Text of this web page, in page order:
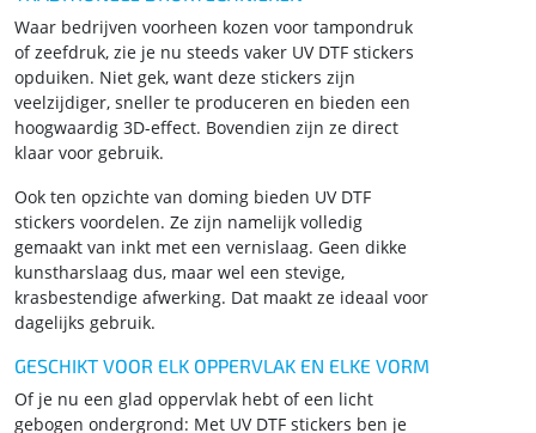
Waar bedrijven voorheen kozen voor tampondruk
of zeefdruk, zie je nu steeds vaker UV DTF stickers
opduiken. Niet gek, want deze stickers zijn
veelzijdiger, sneller te produceren en bieden een
hoogwaardig 3D-effect. Bovendien zijn ze direct
klaar voor gebruik.
Ook ten opzichte van doming bieden UV DTF
stickers voordelen. Ze zijn namelijk volledig
gemaakt van inkt met een vernislaag. Geen dikke
kunstharslaag dus, maar wel een stevige,
krasbestendige afwerking. Dat maakt ze ideaal voor
dagelijks gebruik.
GESCHIKT VOOR ELK OPPERVLAK EN ELKE VORM
Of je nu een glad oppervlak hebt of een licht
gebogen ondergrond: Met UV DTF stickers ben je